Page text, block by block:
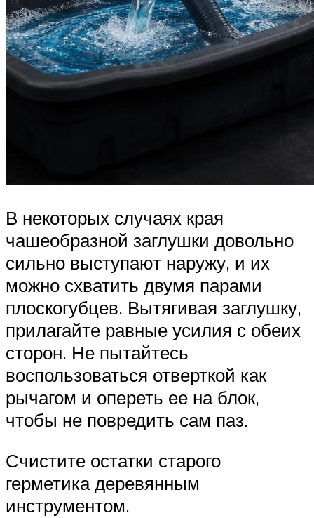
В некоторых случаях края
чашеобразной заглушки довольно
сильно выступают наружу, и их
можно схватить двумя парами
плоскогубцев. Вытягивая заглушку,
прилагайте равные усилия с обеих
сторон. Не пытайтесь
воспользоваться отверткой как
рычагом и опереть ее на блок,
чтобы не повредить сам паз.
Счистите остатки старого
герметика деревянным
инструментом.